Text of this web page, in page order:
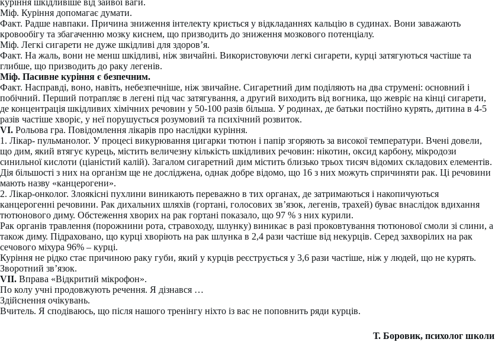
Міф. Куріння допомагає думати.
Факт. Радше навпаки. Причина зниження інтелекту криється у відкладаннях кальцію в судинах. Вони заважають
кровообігу та збагаченню мозку киснем, що призводить до зниження мозкового потенціалу.
Міф. Легкі сигарети не дуже шкідливі для здоров’я.
Факт. На жаль, вони не менш шкідливі, ніж звичайні. Використовуючи легкі сигарети, курці затягуються частіше та
глибше, що призводить до раку легенів.
Міф. Пасивне куріння є безпечним.
Факт. Насправді, воно, навіть, небезпечніше, ніж звичайне. Сигаретний дим поділяють на два струмені: основний і
побічний. Перший потрапляє в легені під час затягування, а другий виходить від вогника, що жевріє на кінці сигарети,
де концентрація шкідливих хімічних речовин у 50-100 разів більша. У родинах, де батьки постійно курять, дитина в 4-5
разів частіше хворіє, у неї порушується розумовий та психічний розвиток.
VІ. Рольова гра. Повідомлення лікарів про наслідки куріння.
1. Лікар- пульманолог. У процесі викурювання цигарки тютюн і папір згоряють за високої температури. Вчені довели,
що дим, який втягує курець, містить величезну кількість шкідливих речовин: нікотин, оксид карбону, мікродози
синильної кислоти (ціаністий калій). Загалом сигаретний дим містить близько трьох тисяч відомих складових елементів.
Дія більшості з них на організм ще не досліджена, однак добре відомо, що 16 з них можуть спричиняти рак. Ці речовини
мають назву «канцерогени».
2. Лікар-онколог. Злоякісні пухлини виникають переважно в тих органах, де затримаються і накопичуються
канцерогенні речовини. Рак дихальних шляхів (гортані, голосових зв’язок, легенів, трахей) буває внаслідок вдихання
тютюнового диму. Обстеження хворих на рак гортані показало, що 97 % з них курили.
Рак органів травлення (порожнини рота, стравоходу, шлунку) виникає в разі проковтування тютюнової смоли зі слини, а
також диму. Підраховано, що курці хворіють на рак шлунка в 2,4 рази частіше від некурців. Серед захворілих на рак
сечового міхура 96% – курці.
Куріння не рідко стає причиною раку губи, який у курців реєструється у 3,6 рази частіше, ніж у людей, що не курять.
Зворотний зв’язок.
VІІ. Вправа «Відкритий мікрофон».
По колу учні продовжують речення. Я дізнався …
Здійснення очікувань.
Вчитель. Я сподіваюсь, що після нашого тренінгу ніхто із вас не поповнить ряди курців.
Т. Боровик, психолог школи